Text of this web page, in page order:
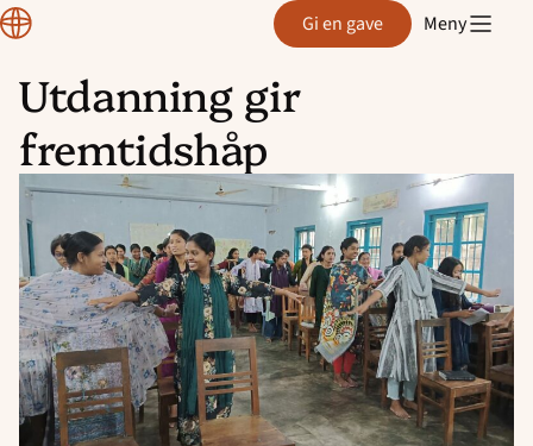
Hopp
til
innhold
Normisjon Gi en gave Meny
Utdanning gir
fremtidshåp